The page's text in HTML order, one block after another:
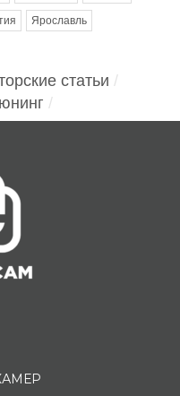
Ярославль
статьи